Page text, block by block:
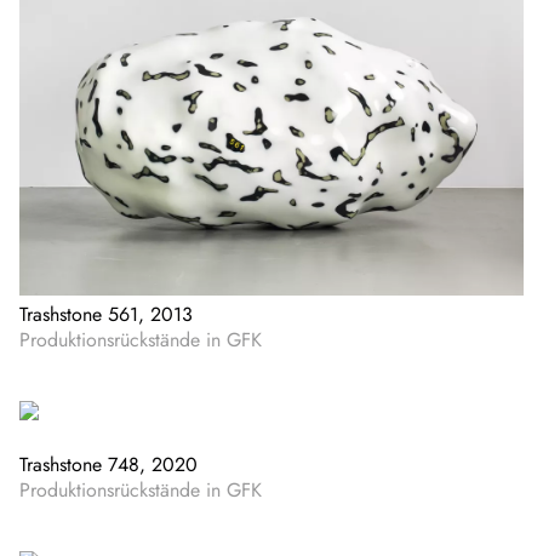
Trashstone 561, 2013
Produktionsrückstände in GFK
Trashstone 748, 2020
Produktionsrückstände in GFK